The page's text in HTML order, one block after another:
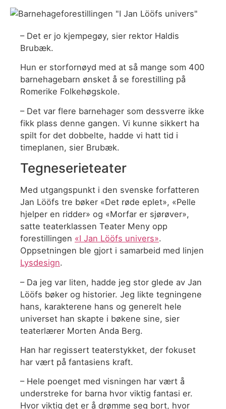
– Det er jo kjempegøy, sier rektor Haldis
Brubæk.
Hun er storfornøyd med at så mange som 400
barnehagebarn ønsket å se forestilling på
Romerike Folkehøgskole.
– Det var flere barnehager som dessverre ikke
fikk plass denne gangen. Vi kunne sikkert ha
spilt for det dobbelte, hadde vi hatt tid i
timeplanen, sier Brubæk.
Tegneserieteater
Med utgangspunkt i den svenske forfatteren
Jan Lööfs tre bøker «Det røde eplet», «Pelle
hjelper en ridder» og «Morfar er sjørøver»,
satte teaterklassen Teater Meny opp
forestillingen «I Jan Lööfs univers».
Oppsetningen ble gjort i samarbeid med linjen
Lysdesign.
– Da jeg var liten, hadde jeg stor glede av Jan
Lööfs bøker og historier. Jeg likte tegningene
hans, karakterene hans og generelt hele
universet han skapte i bøkene sine, sier
teaterlærer Morten Anda Berg.
Han har regissert teaterstykket, der fokuset
har vært på fantasiens kraft.
– Hele poenget med visningen har vært å
understreke for barna hvor viktig fantasi er.
Hvor viktig det er å drømme seg bort, hvor